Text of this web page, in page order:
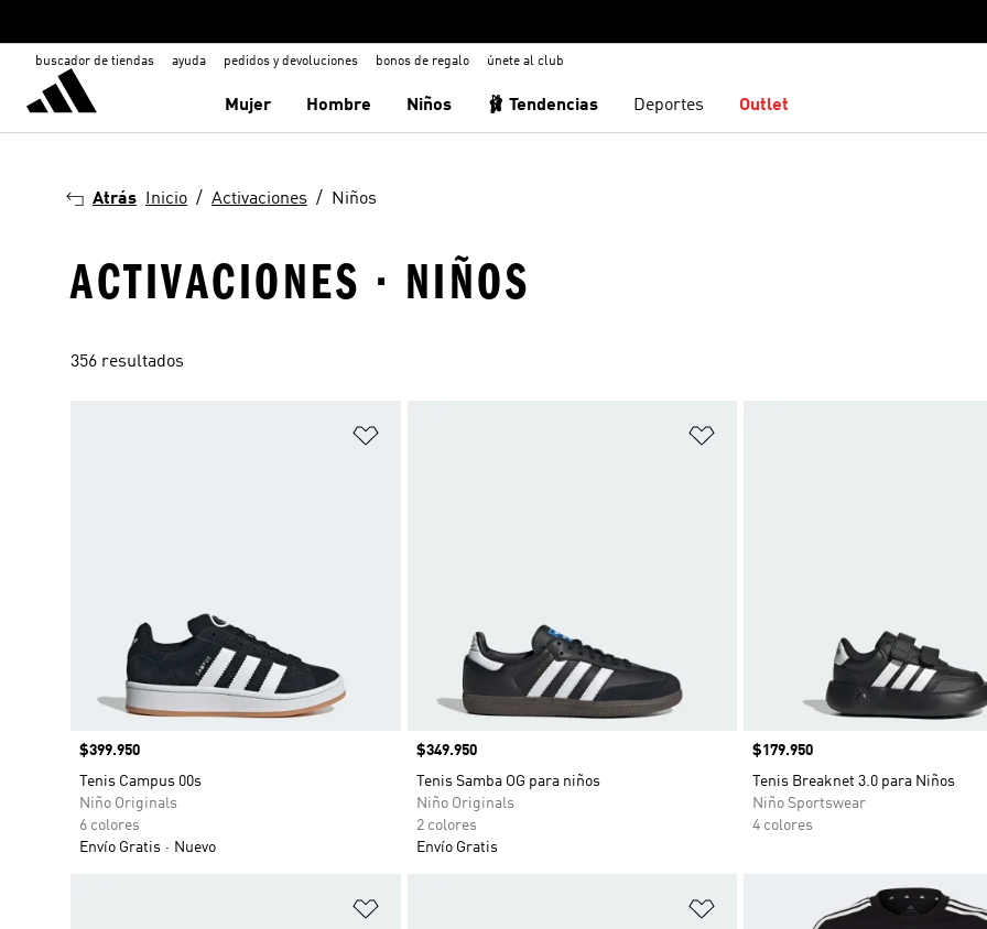
buscador de tiendas ayuda pedidos y devoluciones bonos de regalo únete al club
Mujer Hombre Niños 🩰 Tendencias Deportes Outlet
Atrás Inicio Activaciones Niños
ACTIVACIONES · NIÑOS
356 resultados
Precio
$399.950
Tenis Campus 00s
Niño Originals
6 colores
Envío Gratis
Nuevo
Precio
$349.950
Tenis Samba OG para niños
Niño Originals
2 colores
Envío Gratis
Precio
$179.950
Tenis Breaknet 3.0 para Niños
Niño Sportswear
4 colores
Añadir a la lista de deseos